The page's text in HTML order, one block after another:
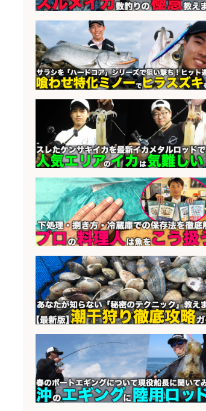
のバーでキッチンスタッフを募集!/
厳選素材使用
会社名
個室 肉バルvs魚バル DESIGN
FOOD MARKET 名古屋駅前店
sponsored by 求人ボックス
さらに求人情報を見る